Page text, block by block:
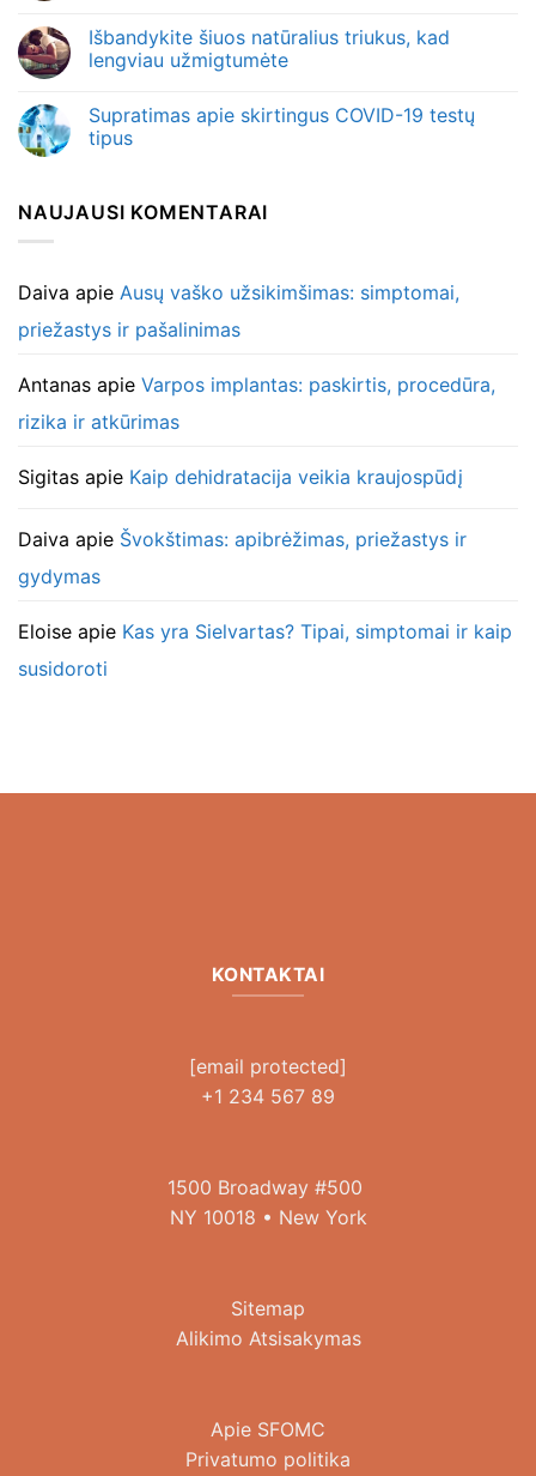
Išbandykite šiuos natūralius triukus, kad
lengviau užmigtumėte
Supratimas apie skirtingus COVID-19 testų
tipus
NAUJAUSI KOMENTARAI
Daiva apie Ausų vaško užsikimšimas: simptomai,
priežastys ir pašalinimas
Antanas apie Varpos implantas: paskirtis, procedūra,
rizika ir atkūrimas
Sigitas apie Kaip dehidratacija veikia kraujospūdį
Daiva apie Švokštimas: apibrėžimas, priežastys ir
gydymas
Eloise apie Kas yra Sielvartas? Tipai, simptomai ir kaip
susidoroti
KONTAKTAI
[email protected]
+1 234 567 89
1500 Broadway #500
NY 10018 • New York
Sitemap
Alikimo Atsisakymas
Apie SFOMC
Privatumo politika